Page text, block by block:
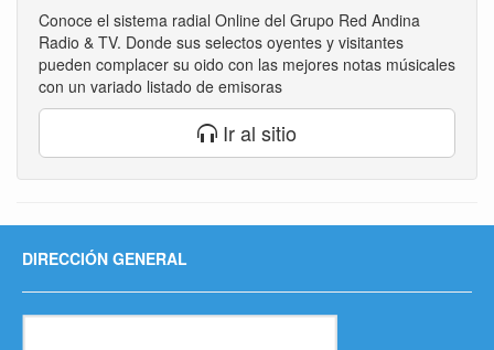
Conoce el sistema radial Online del Grupo Red Andina
Radio & TV. Donde sus selectos oyentes y visitantes
pueden complacer su oido con las mejores notas músicales
con un variado listado de emisoras
Ir al sitio
DIRECCIÓN GENERAL